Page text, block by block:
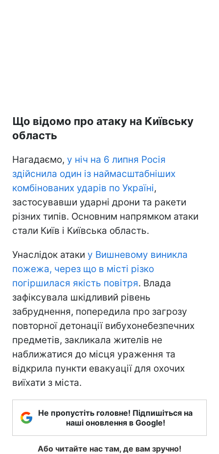
Що відомо про атаку на Київську
область
Нагадаємо, у ніч на 6 липня Росія
здійснила один із наймасштабніших
комбінованих ударів по Україні,
застосувавши ударні дрони та ракети
різних типів. Основним напрямком атаки
стали Київ і Київська область.
Унаслідок атаки у Вишневому виникла
пожежа, через що в місті різко
погіршилася якість повітря. Влада
зафіксувала шкідливий рівень
забруднення, попередила про загрозу
повторної детонації вибухонебезпечних
предметів, закликала жителів не
наближатися до місця ураження та
відкрила пункти евакуації для охочих
виїхати з міста.
Не пропустіть головне! Підпишіться на
наші оновлення в Google!
Або читайте нас там, де вам зручно!